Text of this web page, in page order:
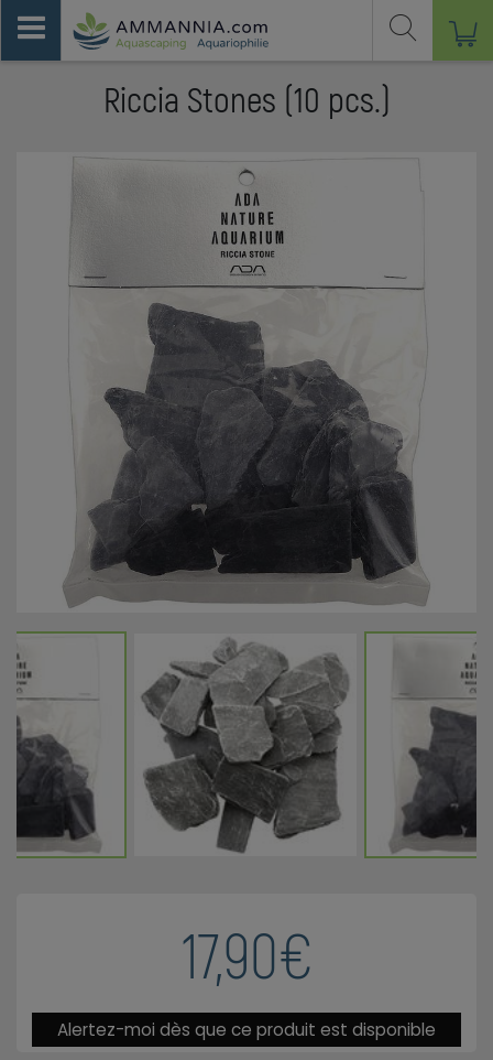
17,90€
Alertez-moi dès que ce produit est disponible
Riccia Stones (10 pcs.)